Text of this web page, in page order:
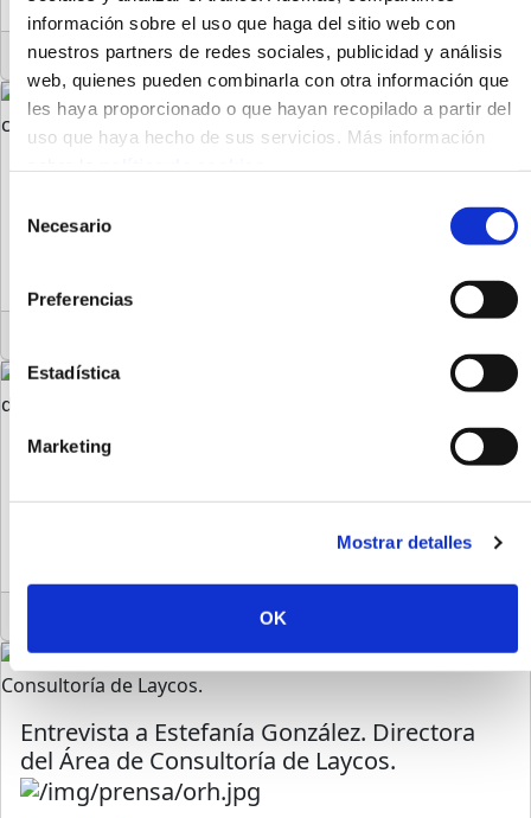
información sobre el uso que haga del sitio web con
nuestros partners de redes sociales, publicidad y análisis
web, quienes pueden combinarla con otra información que
les haya proporcionado o que hayan recopilado a partir del
uso que haya hecho de sus servicios. Más información
We work with
Necesario
Preferencias
Estadística
Marketing
Mostrar detalles
OK
02/12/2020
Laycos recibe el reconocimiento de la
ULPGC por su compromiso con el desarrollo
tecnológico.
Femepa implementa la plataforma Laycos a
Entrevista a Estefanía González. Directora
del Área de Consultoría de Laycos.